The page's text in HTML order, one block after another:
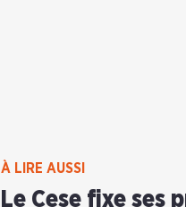
À LIRE AUSSI
Le Cese fixe ses